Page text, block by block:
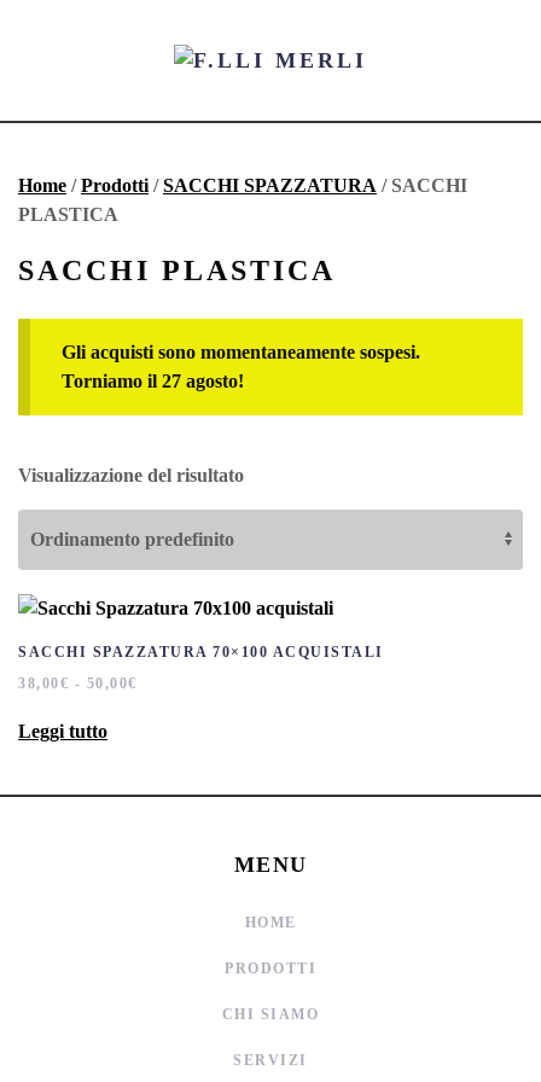
Home /Prodotti /SACCHI SPAZZATURA / SACCHI
PLASTICA
SACCHI PLASTICA
Gli acquisti sono momentaneamente sospesi.
Torniamo il 27 agosto!
Visualizzazione del risultato
SACCHI SPAZZATURA 70×100 ACQUISTALI
38,00€ - 50,00€
50,00€
Leggi tutto
MENU
HOME
PRODOTTI
CHI SIAMO
SERVIZI